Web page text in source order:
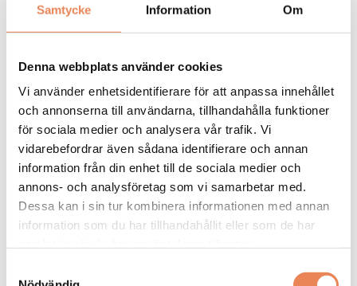
Samtycke Information Om
Denna webbplats använder cookies
Vi använder enhetsidentifierare för att anpassa innehållet
och annonserna till användarna, tillhandahålla funktioner
för sociala medier och analysera vår trafik. Vi
vidarebefordrar även sådana identifierare och annan
information från din enhet till de sociala medier och
annons- och analysföretag som vi samarbetar med.
Dessa kan i sin tur kombinera informationen med annan
information som du har tillhandahållit eller som de har
Läs gärnafler intressanta ”på nytt jobb”-
intervjuerpå sajten
Text: Martin Engqvist redaktionen@besoksliv.se
Dela artikeln:
Maria Norberg